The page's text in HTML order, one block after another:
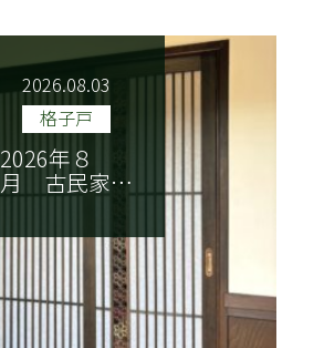
2026.08.03
格子戸
2026年８
月 古民家…